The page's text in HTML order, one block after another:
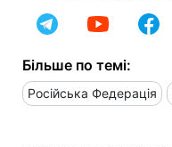
Більше по темі:
Російська Федерація